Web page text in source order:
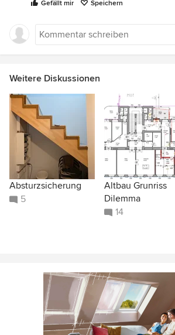
Gefällt mir Speichern
Weitere Diskussionen
Absturzsicherung
5
Altbau Grunriss
Dilemma
14